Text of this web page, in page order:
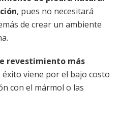
, pues no necesitará
de crear un ambiente
revestimiento más
éxito viene por el bajo costo
con el mármol o las